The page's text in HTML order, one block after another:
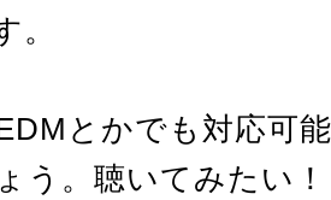
。
とかでも対応可
う。聴いてみたい